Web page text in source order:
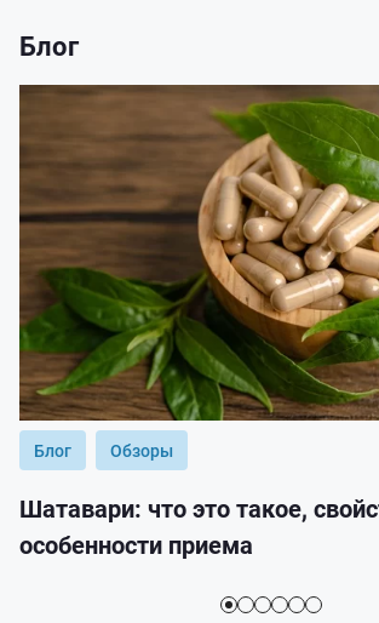
Блог
Блог Обзоры
Шатавари: что это такое,
особенности приема